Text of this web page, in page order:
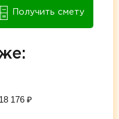
Получить смету
176 ₽